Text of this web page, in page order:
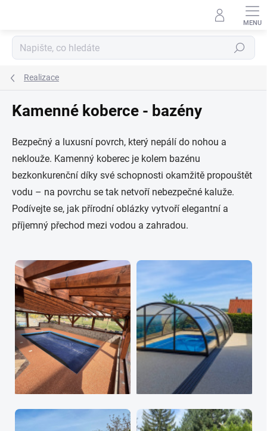
Hledat
Realizace
Kamenné koberce - bazény
Bezpečný a luxusní povrch, který nepálí do nohou a
neklouže. Kamenný koberec je kolem bazénu
bezkonkurenční díky své schopnosti okamžitě propouštět
vodu – na povrchu se tak netvoří nebezpečné kaluže.
Podívejte se, jak přírodní oblázky vytvoří elegantní a
příjemný přechod mezi vodou a zahradou.